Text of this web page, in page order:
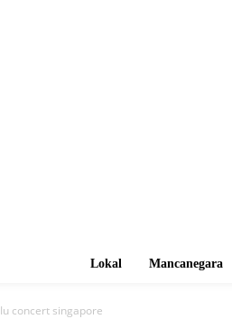
Lokal Mancanegara
Iu concert singapore